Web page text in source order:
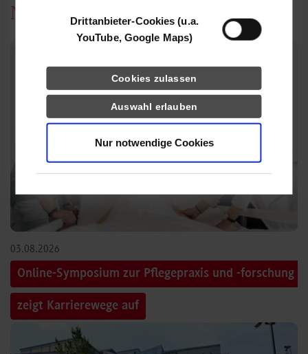
Drittanbieter-Cookies (u.a.
YouTube, Google Maps)
Cookies zulassen
Auswahl erlauben
Nur notwendige Cookies
News
03.08.2026
Online-Symposium zur Pflegepraxis und -forschung
zeigt Karrierewege auf